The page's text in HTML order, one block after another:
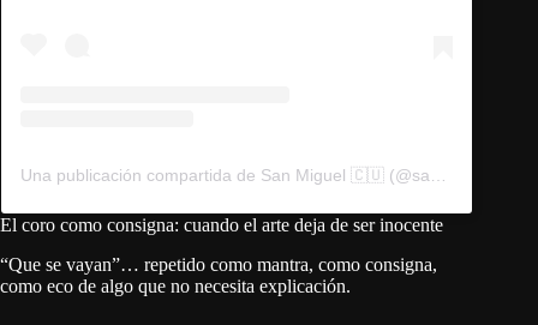
Una publicación compartida de San Miguel 🇨🇺 (@sanmiguelperez)
El coro como consigna: cuando el arte deja de ser inocente
“Que se vayan”… repetido como mantra, como consigna,
como eco de algo que no necesita explicación.